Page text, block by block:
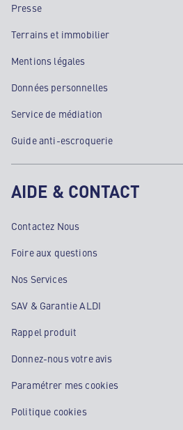
Presse
Terrains et immobilier
Mentions légales
Données personnelles
Service de médiation
Guide anti-escroquerie
AIDE & CONTACT
Contactez Nous
Foire aux questions
Nos Services
SAV & Garantie ALDI
Rappel produit
Donnez-nous votre avis
Paramétrer mes cookies
Politique cookies